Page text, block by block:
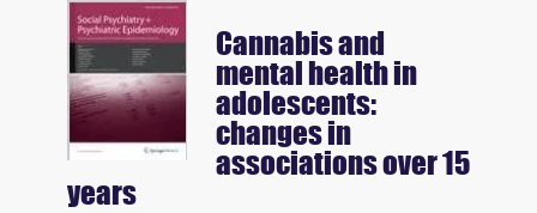
Cannabis and
mental health in
adolescents:
changes in
associations over 15
years